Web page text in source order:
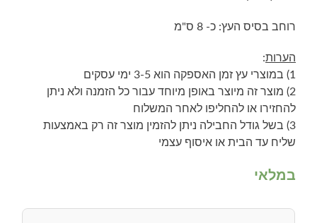
רוחב בסיס העץ: כ- 8 ס"מ
הערות:
1) במוצרי עץ זמן האספקה הוא 3-5 ימי עסקים
2) מוצר זה מיוצר באופן מיוחד עבור כל הזמנה ולא ניתן
להחזירו או להחליפו לאחר המשלוח
3) בשל גודל החבילה ניתן להזמין מוצר זה רק באמצעות
שליח עד הבית או איסוף עצמי
במלאי